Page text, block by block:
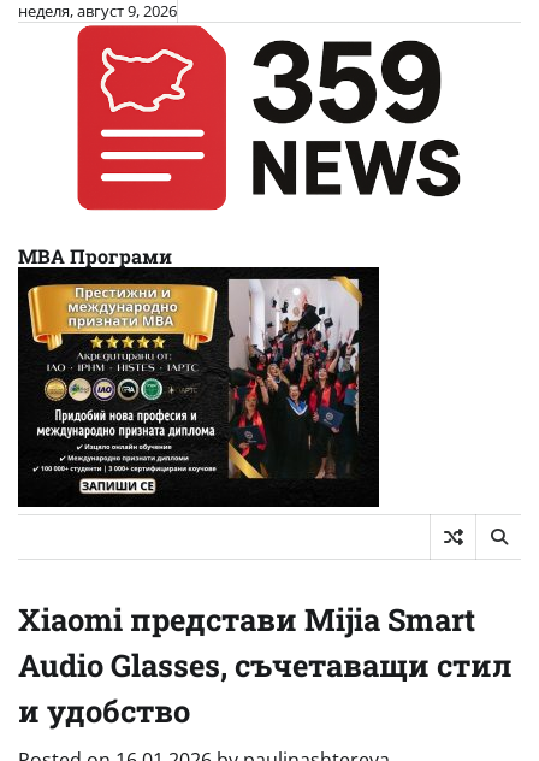
Skipнеделя, август 9, 2026
МВА Програми
Xiaomi представи Mijia Smart
Audio Glasses, съчетаващи стил
и удобство